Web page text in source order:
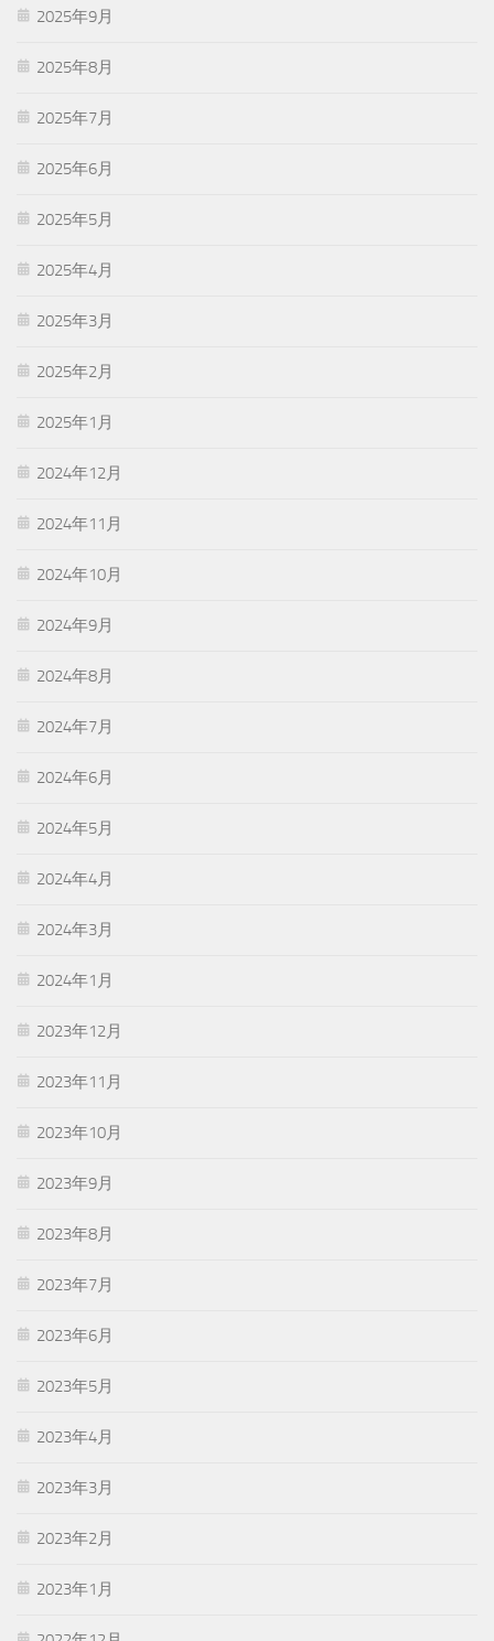
2025年9月
2025年8月
2025年7月
2025年6月
2025年5月
2025年4月
2025年3月
2025年2月
2025年1月
2024年12月
2024年11月
2024年10月
2024年9月
2024年8月
2024年7月
2024年6月
2024年5月
2024年4月
2024年3月
2024年1月
2023年12月
2023年11月
2023年10月
2023年9月
2023年8月
2023年7月
2023年6月
2023年5月
2023年4月
2023年3月
2023年2月
2023年1月